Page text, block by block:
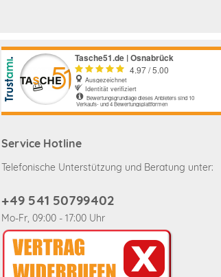
Service Hotline
Telefonische Unterstützung und Beratung unter:
+49 541 50799402
Mo-Fr, 09:00 - 17:00 Uhr